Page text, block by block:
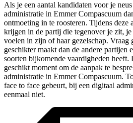
Als je een aantal kandidaten voor je
administratie in Emmer Compascuum
ontmoeting in te roosteren. Tijdens deze
krijgen in de partij die tegenover je zit,
voelen in zijn of haar gezelschap. Vraag
geschikter maakt dan de andere
soorten bijkomende vaardigheden heeft.
geschikt moment om de aanpak te
administratie in Emmer Compascuum.
face to face gebeurt, bij een digitaal
eenmaal niet.